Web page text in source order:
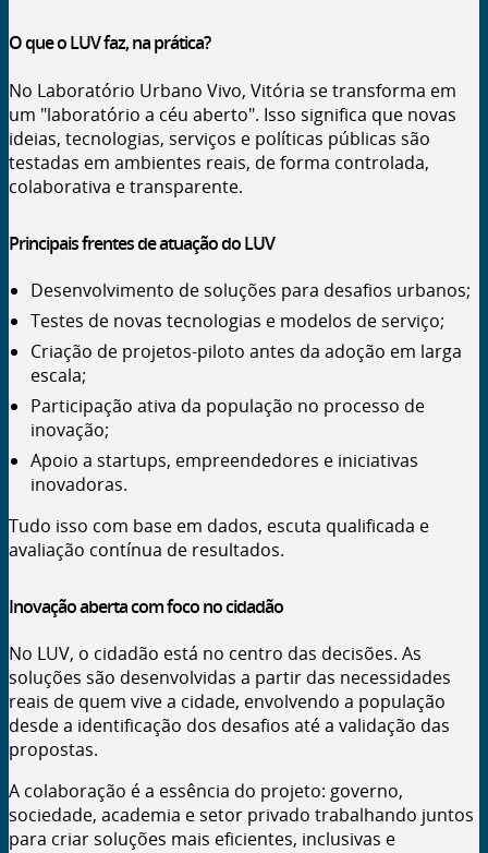
O que oLUVfaz, na prática?
No Laboratório Urbano Vivo, Vitória se transforma em
um "laboratório a céu aberto". Isso significa que novas
ideias, tecnologias, serviços e políticas públicas são
testadas em ambientes reais, de forma controlada,
colaborativa e transparente.
Principais frentes de atuação do LUV
Desenvolvimento de soluções para desafios urbanos;
Testes de novas tecnologias e modelos de serviço;
Criação de projetos-piloto antes da adoção em larga
escala;
Participação ativa da população no processo de
inovação;
Apoio a startups, empreendedores e iniciativas
inovadoras.
Tudo isso com base em dados, escuta qualificada e
avaliação contínua de resultados.
Inovação aberta com foco no cidadão
No LUV, o cidadão está no centro das decisões. As
soluções são desenvolvidas a partir das necessidades
reais de quem vive a cidade, envolvendo a população
desde a identificação dos desafios até a validação das
propostas.
A colaboração é a essência do projeto: governo,
sociedade, academia e setor privado trabalhando juntos
para criar soluções mais eficientes, inclusivas e